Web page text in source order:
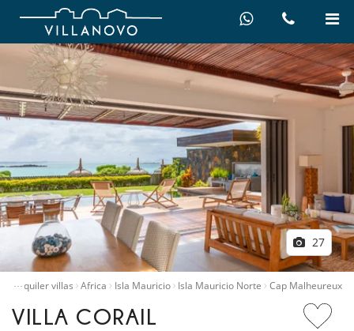
27
…
Alquiler villas Africa Isla Mauricio Isla Mauricio Norte Cap Malheureux
VILLA CORAIL